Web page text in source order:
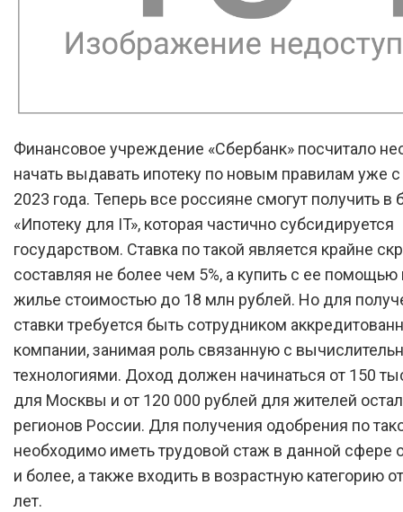
Финансовое учреждение «Сбербанк» посчитало
начать выдавать ипотеку по новым правилам уже
2023 года. Теперь все россияне смогут получить в
«Ипотеку для IT», которая частично субсидируется
государством. Ставка по такой является крайне
составляя не более чем 5%, а купить с ее
жилье стоимостью до 18 млн рублей. Но для
ставки требуется быть сотрудником
компании, занимая роль связанную с
технологиями. Доход должен начинаться от 150
для Москвы и от 120 000 рублей для жителей
регионов России. Для получения одобрения по
необходимо иметь трудовой стаж в данной сфере
и более, а также входить в возрастную категорию
лет.